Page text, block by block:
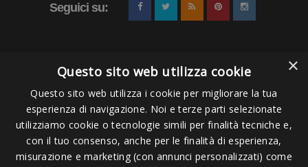
Seguici su:
Pagamenti Accettati
×
Questo sito web utilizza cookie
Questo sito web utilizza i cookie per migliorare la tua
esperienza di navigazione. Noi e terze parti selezionate
utilizziamo cookie o tecnologie simili per finalità tecniche e,
con il tuo consenso, anche per le finalità di esperienza,
misurazione e marketing (con annunci personalizzati) come